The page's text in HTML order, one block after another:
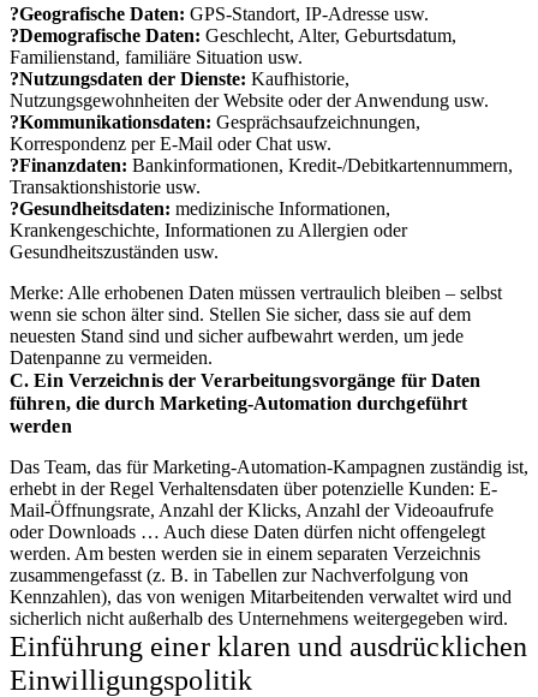
?Geografische Daten: GPS-Standort, IP-Adresse usw.
?Demografische Daten: Geschlecht, Alter, Geburtsdatum,
Familienstand, familiäre Situation usw.
?Nutzungsdaten der Dienste: Kaufhistorie,
Nutzungsgewohnheiten der Website oder der Anwendung usw.
?Kommunikationsdaten: Gesprächsaufzeichnungen,
Korrespondenz per E-Mail oder Chat usw.
?Finanzdaten: Bankinformationen, Kredit-/Debitkartennummern,
Transaktionshistorie usw.
?Gesundheitsdaten: medizinische Informationen,
Krankengeschichte, Informationen zu Allergien oder
Gesundheitszuständen usw.
Merke: Alle erhobenen Daten müssen vertraulich bleiben – selbst
wenn sie schon älter sind. Stellen Sie sicher, dass sie auf dem
neuesten Stand sind und sicher aufbewahrt werden, um jede
Datenpanne zu vermeiden.
C. Ein Verzeichnis der Verarbeitungsvorgänge für Daten
führen, die durch Marketing-Automation durchgeführt
werden
Das Team, das für Marketing-Automation-Kampagnen zuständig ist,
erhebt in der Regel Verhaltensdaten über potenzielle Kunden: E-
Mail-Öffnungsrate, Anzahl der Klicks, Anzahl der Videoaufrufe
oder Downloads … Auch diese Daten dürfen nicht offengelegt
werden. Am besten werden sie in einem separaten Verzeichnis
zusammengefasst (z. B. in Tabellen zur Nachverfolgung von
Kennzahlen), das von wenigen Mitarbeitenden verwaltet wird und
sicherlich nicht außerhalb des Unternehmens weitergegeben wird.
Einführung einer klaren und ausdrücklichen
Einwilligungspolitik